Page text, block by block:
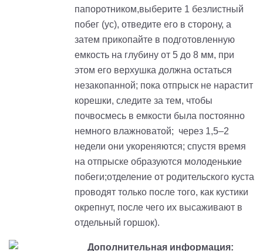
папоротником,выберите 1 безлистный
побег (ус), отведите его в сторону, а
затем прикопайте в подготовленную
емкость на глубину от 5 до 8 мм, при
этом его верхушка должна остаться
незакопанной; пока отпрыск не нарастит
корешки, следите за тем, чтобы
почвосмесь в емкости была постоянно
немного влажноватой; через 1,5–2
недели они укореняются; спустя время
на отпрыске образуются молоденькие
побеги;отделение от родительского куста
проводят только после того, как кустики
окрепнут, после чего их высаживают в
отдельный горшок).
Дополнительная информация: